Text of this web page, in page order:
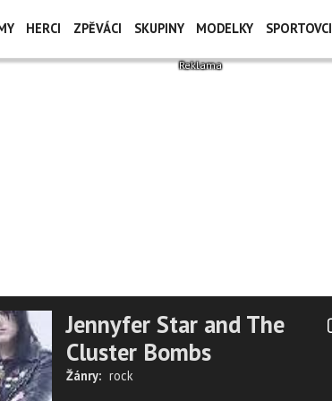
HERCI ZPĚVÁCI SKUPINY MODELKY SPORTOVCI
Jennyfer Star and The
Cluster Bombs
Žánry: rock